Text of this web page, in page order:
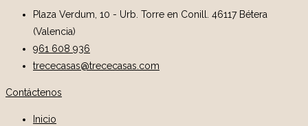
Plaza Verdum, 10 - Urb. Torre en Conill. 46117 Bétera
(Valencia)
961 608 936
trececasas@trececasas.com
Contáctenos
Inicio